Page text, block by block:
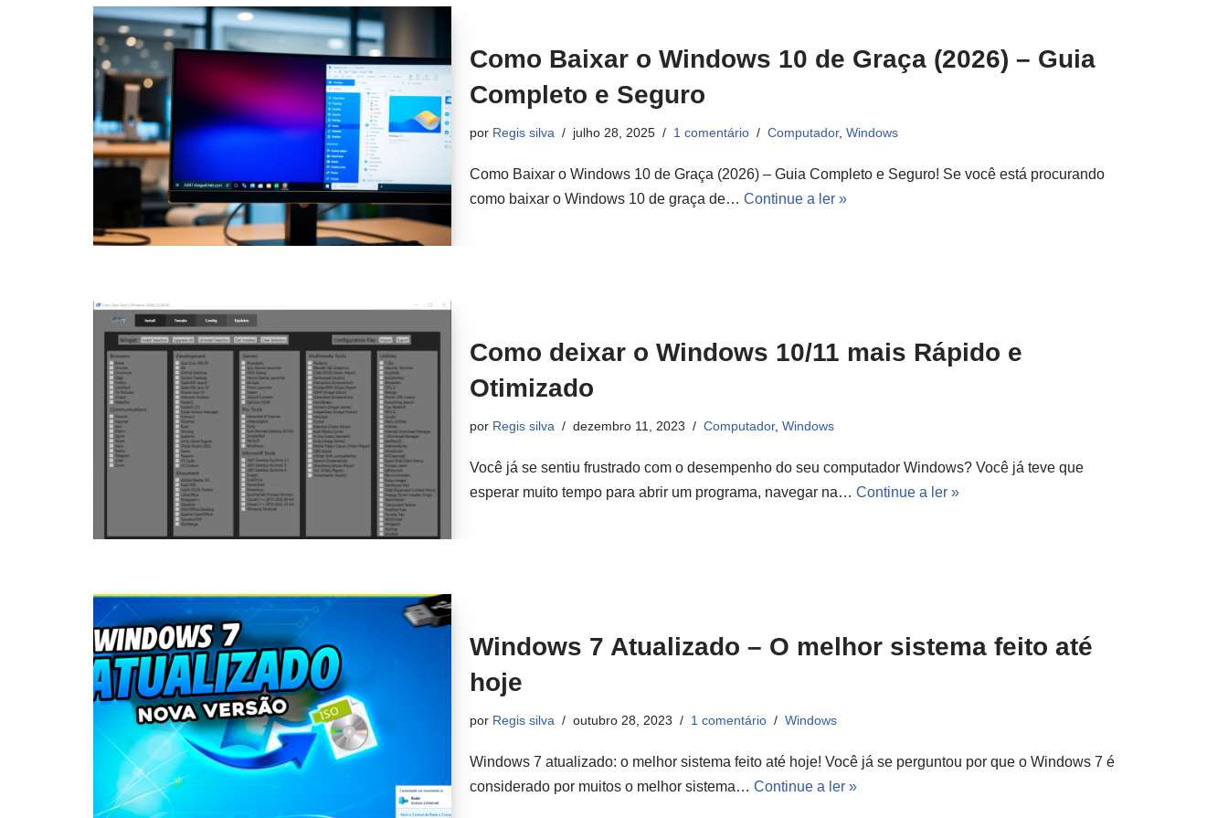
Como Baixar o Windows 10 de Graça (2026) – Guia
Completo e Seguro
por Regis silva julho 28, 2025 1 comentário Computador, Windows
Como Baixar o Windows 10 de Graça (2026) – Guia Completo e Seguro! Se você está procurando
como baixar o Windows 10 de graça de… Continue a ler »
Como deixar o Windows 10/11 mais Rápido e
Otimizado
por Regis silva dezembro 11, 2023 Computador, Windows
Você já se sentiu frustrado com o desempenho do seu computador Windows? Você já teve que
esperar muito tempo para abrir um programa, navegar na… Continue a ler »
Windows 7 Atualizado – O melhor sistema feito até
hoje
por Regis silva outubro 28, 2023 1 comentário Windows
Windows 7 atualizado: o melhor sistema feito até hoje! Você já se perguntou por que o Windows 7 é
considerado por muitos o melhor sistema… Continue a ler »